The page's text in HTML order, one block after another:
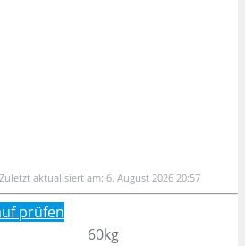
Zuletzt aktualisiert am: 6. August 2026 20:57
prüfen
60kg